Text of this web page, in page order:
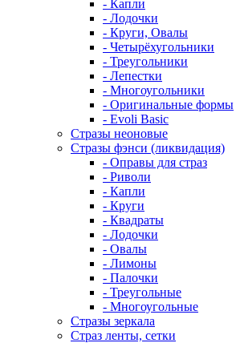
- Капли
- Лодочки
- Круги, Овалы
- Четырёхугольники
- Треугольники
- Лепестки
- Многоугольники
- Оригинальные формы
- Evoli Basic
Стразы неоновые
Стразы фэнси (ликвидация)
- Оправы для страз
- Риволи
- Капли
- Круги
- Квадраты
- Лодочки
- Овалы
- Лимоны
- Палочки
- Треугольные
- Многоугольные
Стразы зеркала
Страз ленты, сетки